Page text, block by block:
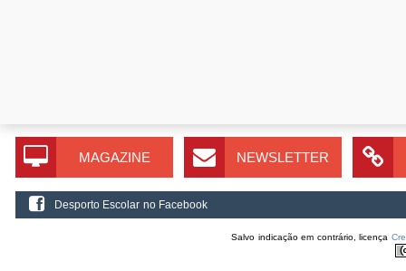
MAGAZINE NEWSLETTER
Desporto Escolar no Facebook
Salvo indicação em contrário, licença